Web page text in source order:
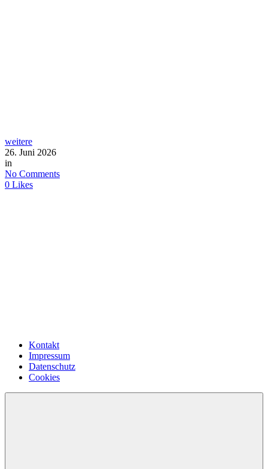
weitere
26. Juni 2026
in
No Comments
0 Likes
Kontakt
Impressum
Datenschutz
Cookies